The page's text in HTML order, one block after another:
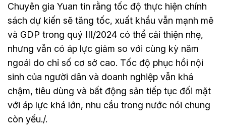
Chuyên gia Yuan tin rằng tốc độ thực hiện chính
sách dự kiến sẽ tăng tốc, xuất khẩu vẫn mạnh mẽ
và GDP trong quý III/2024 có thể cải thiện nhẹ,
nhưng vẫn có áp lực giảm so với cùng kỳ năm
ngoái do chỉ số cơ sở cao. Tốc độ phục hồi nội
sinh của người dân và doanh nghiệp vẫn khá
chậm, tiêu dùng và bất động sản tiếp tục đối mặt
với áp lực khá lớn, nhu cầu trong nước nói chung
còn yếu./.